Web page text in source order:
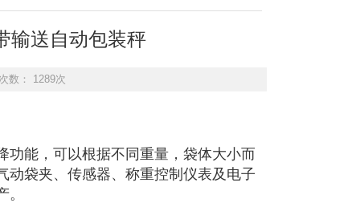
输送自动包装秤
数： 1289次
功能，可以根据不同重量，袋体大小而
动袋夹、传感器、称重控制仪表及电子